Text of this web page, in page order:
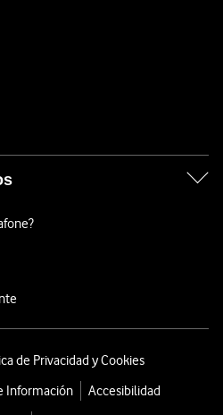
de Privacidad y Cookies
Información
Accesibilidad